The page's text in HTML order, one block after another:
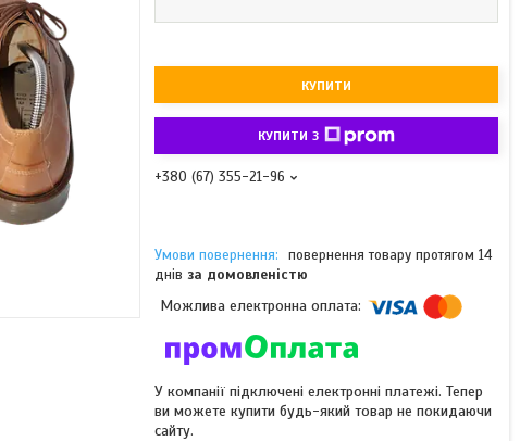
КУПИТИ
КУПИТИ З
+380 (67) 355-21-96
повернення товару протягом 14
днів за домовленістю
У компанії підключені електронні платежі. Тепер
ви можете купити будь-який товар не покидаючи
сайту.